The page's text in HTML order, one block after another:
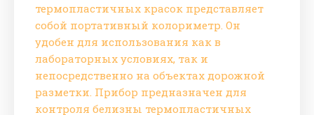
термопластичных красок представляет
собой портативный колориметр. Он
удобен для использования как в
лабораторных условиях, так и
непосредственно на объектах дорожной
разметки. Прибор предназначен для
контроля белизны термопластичных